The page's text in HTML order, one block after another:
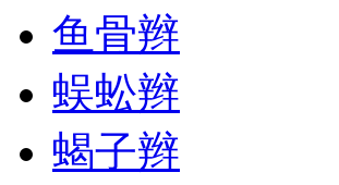
鱼骨辫
蜈蚣辫
蝎子辫